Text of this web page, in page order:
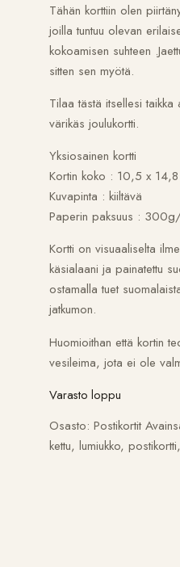
Tähän korttiin olen
joilla tuntuu olevan
kokoamisen suhteen
sitten sen myötä.
Tilaa tästä itsellesi taikka
värikäs joulukortti.
Yksiosainen kortti
Kortin koko : 10,5 x
Kuvapinta : kiiltävä
Paperin paksuus :
Kortti on visuaaliselta
käsialaani ja painatettu
ostamalla tuet
jatkumon.
Huomioithan että kortin
vesileima, jota ei ole
Varasto loppu
Osasto: Postikortit
kettu, lumiukko, postikortti